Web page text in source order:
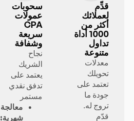
قدِّم
لعملائك
أكثر من
1000 أداة
تداول
متنوعة
معدلات
تحويلك
تعتمد على
جودة ما
تروج له.
قدّم
سحوبات
عمولات
CPA
سريعة
وشفافة
نجاح
الشريك
يعتمد على
تدفق نقدي
مستمر
معالجة
شهرية: